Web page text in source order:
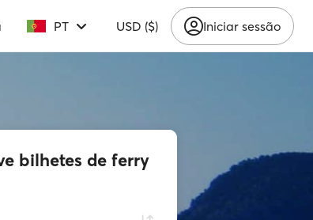
PT USD ($) Iniciar sessão
bilhetes de ferry